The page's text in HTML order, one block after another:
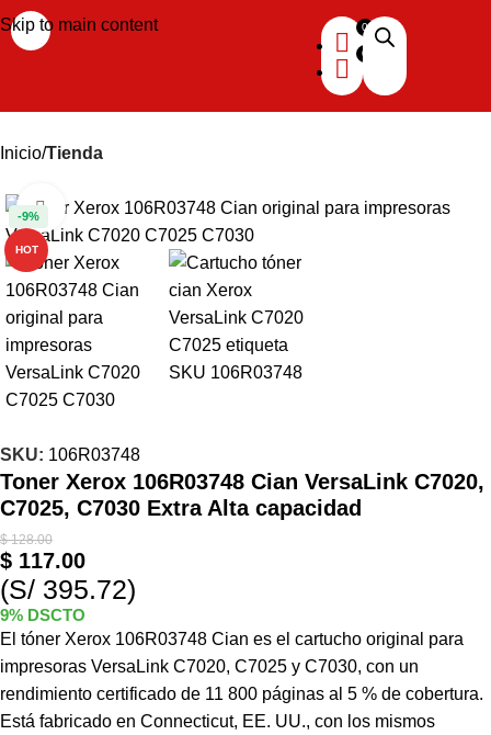
Skip to main content
Inicio Tienda
-9%
HOT
Haga clic para ampliar
SKU: 106R03748
Toner Xerox 106R03748 Cian VersaLink C7020,
C7025, C7030 Extra Alta capacidad
$128.00
$ 117.00
(S/ 395.72)
9% DSCTO
El tóner Xerox 106R03748 Cian es el cartucho original para
impresoras VersaLink C7020, C7025 y C7030, con un
rendimiento certificado de 11 800 páginas al 5 % de cobertura.
Está fabricado en Connecticut, EE. UU., con los mismos